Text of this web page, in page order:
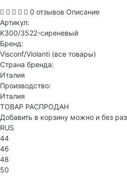
0 отзывов Описание
Артикул:
K300/3522-сиреневый
Бренд:
Visconf/Violanti (все товары)
Страна бренда:
Италия
Производство:
Италия
ТОВАР РАСПРОДАН
Добавить в корзину можно и без
RUS
44
46
48
50